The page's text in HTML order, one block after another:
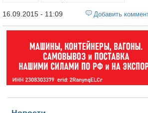
16.09.2015 - 11:09 Добавить